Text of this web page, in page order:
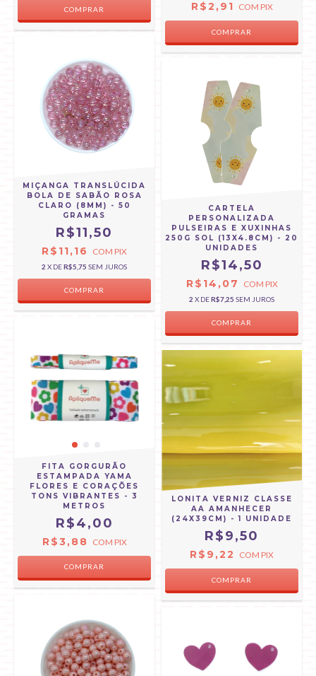
R$2,91 COM PIX
MIÇANGA TRANSLÚCIDA
BOLA DE SABÃO ROSA
CLARO (8MM) - 50
GRAMAS
R$11,50
R$11,16 COM PIX
2 X DER$5,75 SEM JUROS
CARTELA
PERSONALIZADA
PULSEIRAS E XUXINHAS
250G SOL (13X4.8CM) - 20
UNIDADES
R$14,50
R$14,07 COM PIX
2 X DER$7,25 SEM JUROS
FITA GORGURÃO
ESTAMPADA YAMA
FLORES E CORAÇÕES
TONS VIBRANTES - 3
METROS
R$4,00
R$3,88 COM PIX
COMPRAR
LONITA VERNIZ CLASSE
AA AMANHECER
(24X39CM) - 1 UNIDADE
R$9,50
R$9,22 COM PIX